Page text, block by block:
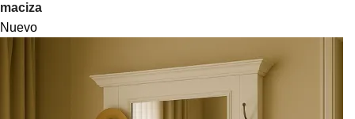
maciza
Nuevo